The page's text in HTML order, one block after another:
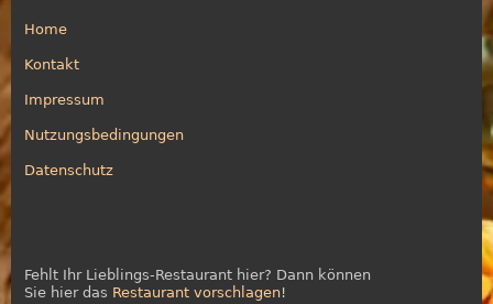
Home
Kontakt
Impressum
Nutzungsbedingungen
Datenschutz
Fehlt Ihr Lieblings-Restaurant hier? Dann können
Sie hier das Restaurant vorschlagen!